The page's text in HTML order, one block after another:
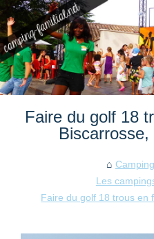
Faire du golf 18
Les
Faire du golf 18 trous en